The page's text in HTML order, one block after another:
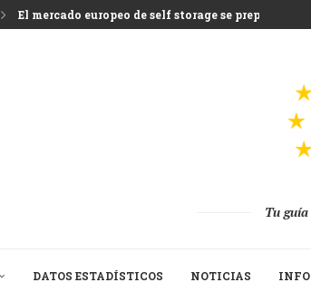
El mercado europeo de self storage se prepara...
Tu
DATOS ESTADÍSTICOS NOTICIAS